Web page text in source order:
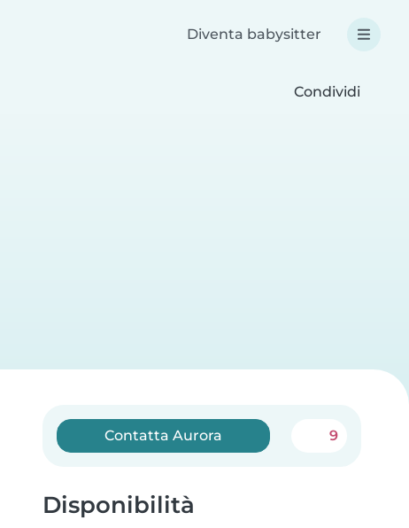
Diventa babysitter
Condividi
Contatta Aurora 9
Disponibilità